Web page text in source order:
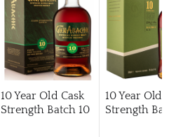
10 Year Old Cask
Strength Batch 10
10 Year Old
Strength Batch